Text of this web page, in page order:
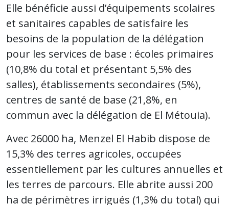
Elle bénéficie aussi d’équipements scolaires
et sanitaires capables de satisfaire les
besoins de la population de la délégation
pour les services de base : écoles primaires
(10,8% du total et présentant 5,5% des
salles), établissements secondaires (5%),
centres de santé de base (21,8%, en
commun avec la délégation de El Métouia).
Avec 26000 ha, Menzel El Habib dispose de
15,3% des terres agricoles, occupées
essentiellement par les cultures annuelles et
les terres de parcours. Elle abrite aussi 200
ha de périmètres irrigués (1,3% du total) qui